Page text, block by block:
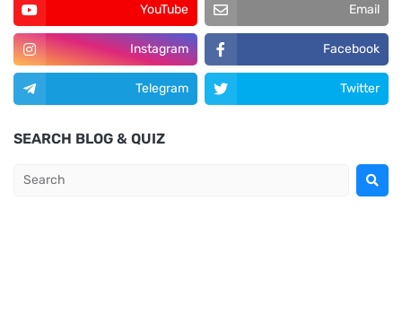
YouTube Email
Instagram Facebook
Telegram Twitter
SEARCH BLOG & QUIZ